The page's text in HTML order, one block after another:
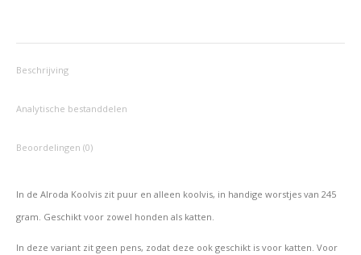
Facebook
X
PinterestLinkedInWhatsApp
Beschrijving
Analytische bestanddelen
Beoordelingen (0)
In de Alroda Koolvis zit puur en alleen koolvis, in handige worstjes van 245
gram. Geschikt voor zowel honden als katten.
In deze variant zit geen pens, zodat deze ook geschikt is voor katten. Voor